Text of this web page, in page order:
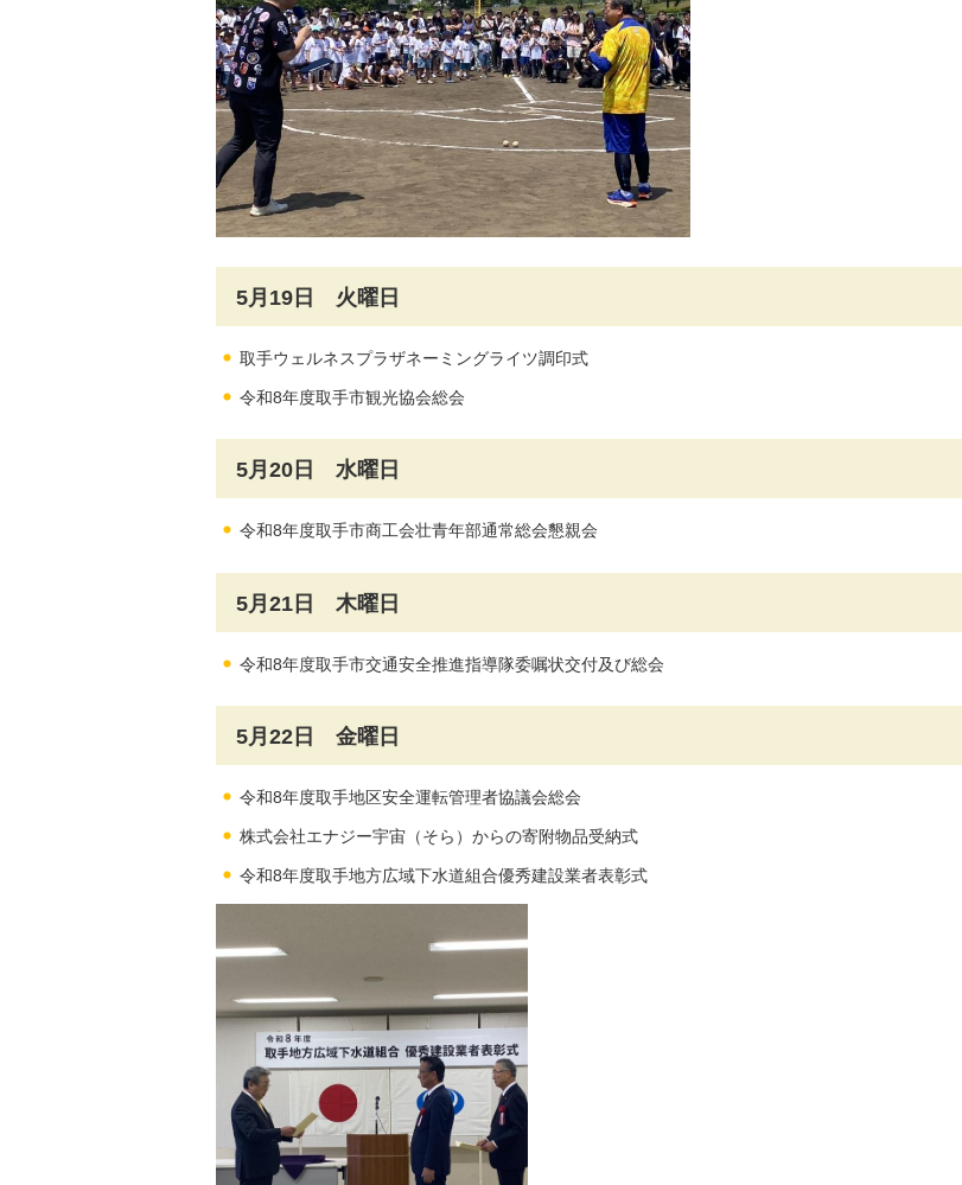
5月19日 火曜日
取手ウェルネスプラザネーミングライツ調印式
令和8年度取手市観光協会総会
5月20日 水曜日
令和8年度取手市商工会壮青年部通常総会懇親会
5月21日 木曜日
令和8年度取手市交通安全推進指導隊委嘱状交付及び総会
5月22日 金曜日
令和8年度取手地区安全運転管理者協議会総会
株式会社エナジー宇宙（そら）からの寄附物品受納式
令和8年度取手地方広域下水道組合優秀建設業者表彰式